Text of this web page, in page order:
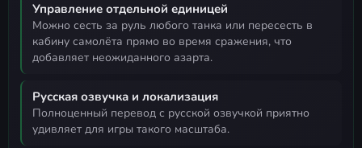
Управление отдельной единицей
можно сесть за руль любого танка или пересесть в
кабину самолёта прямо во время сражения, что
добавляет неожиданного азарта.
Русская озвучка и локализация
полноценный перевод с русской озвучкой приятно
удивляет для игры такого масштаба.